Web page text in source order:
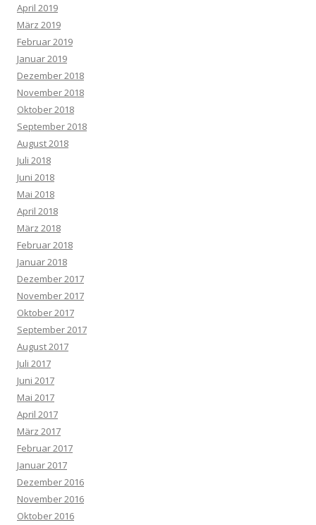
April 2019
März 2019
Februar 2019
Januar 2019
Dezember 2018
November 2018
Oktober 2018
September 2018
August 2018
Juli 2018
Juni 2018
Mai 2018
April 2018
März 2018
Februar 2018
Januar 2018
Dezember 2017
November 2017
Oktober 2017
September 2017
August 2017
Juli 2017
Juni 2017
Mai 2017
April 2017
März 2017
Februar 2017
Januar 2017
Dezember 2016
November 2016
Oktober 2016